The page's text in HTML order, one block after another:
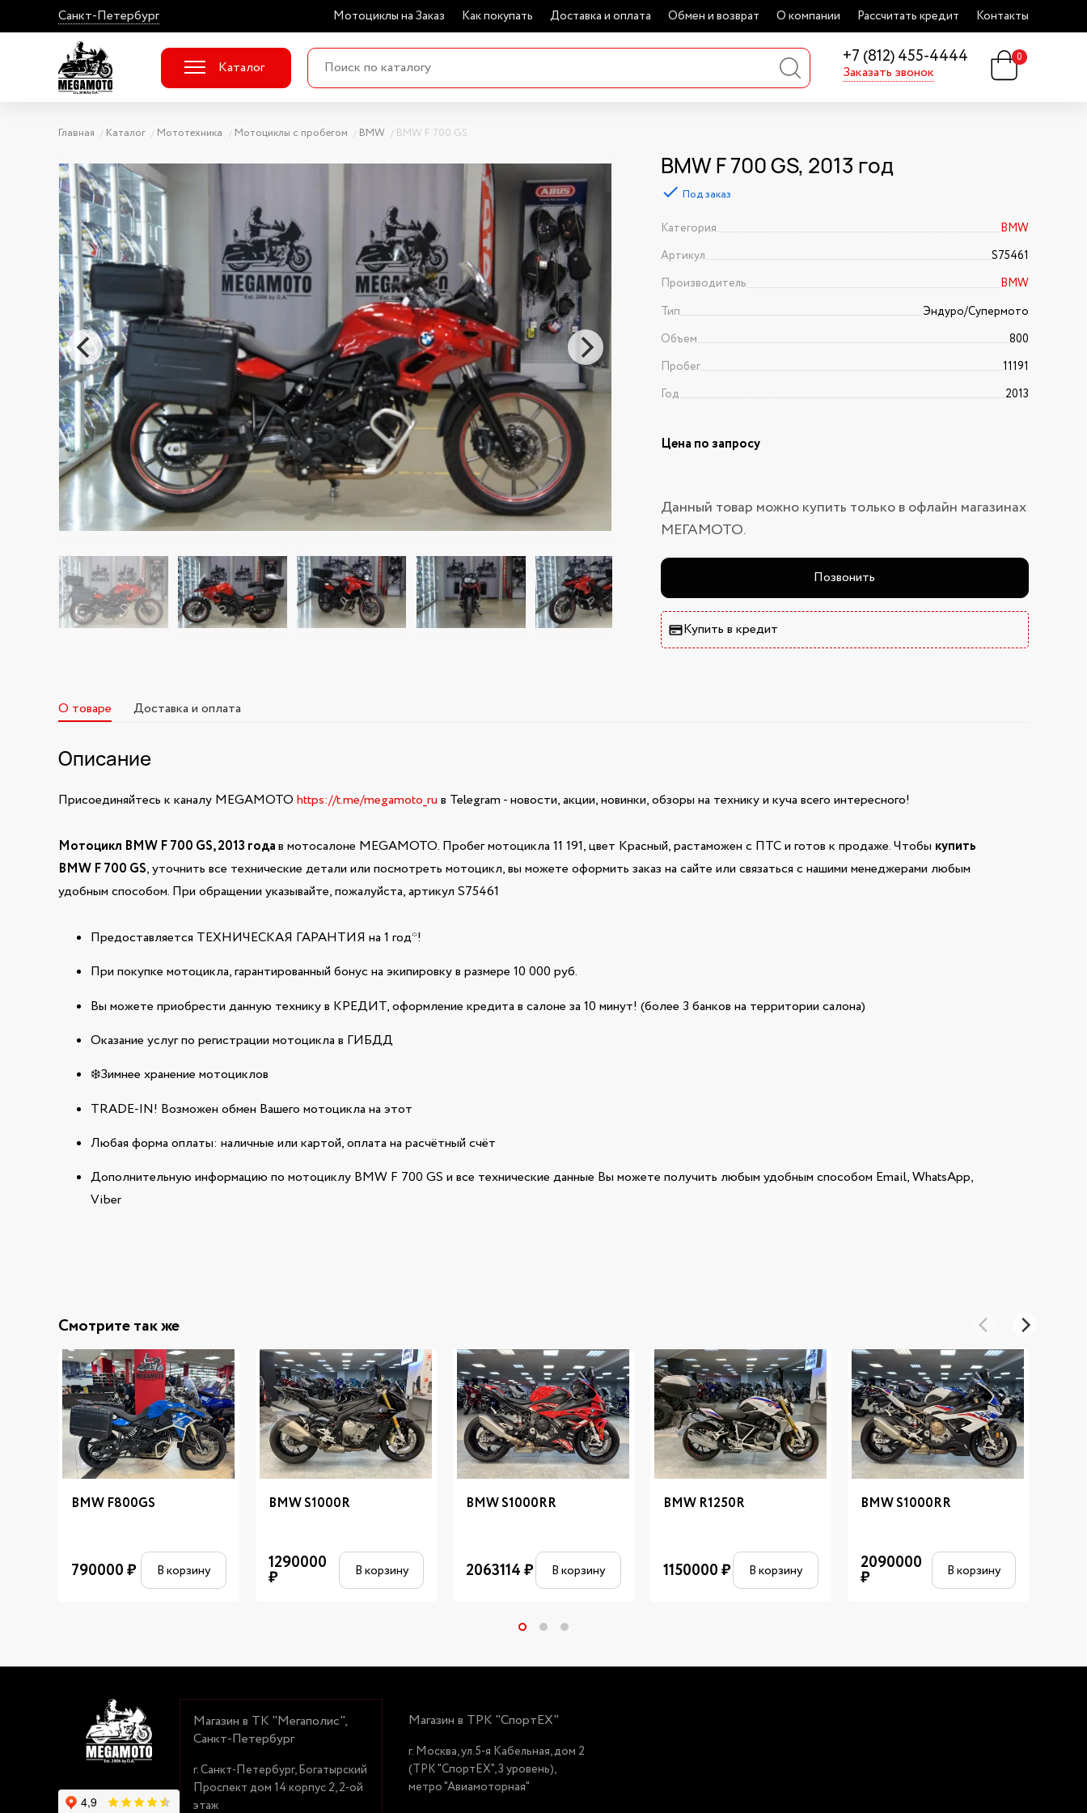
Санкт-Петербург Мотоциклы на Заказ Как покупать Доставка и оплата Обмен и возврат О компании Рассчитать кредит Контакты
+7 (812) 455-4444
Заказать звонок
Каталог
0
Главная Каталог Мототехника Мотоциклы с пробегом BMW BMW F 700 GS
BMW F 700 GS, 2013 год
Под заказ
Категория
BMW
Артикул
S75461
Производитель
BMW
Тип
Эндуро/Супермото
Объем
800
Пробег
11191
Год
2013
Цена по запросу
Данный товар можно купить только в офлайн магазинах
МЕГАМОТО.
Позвонить
Купить в кредит
О товаре Доставка и оплата
Описание
Присоединяйтесь к каналу MEGAMOTO https://t.me/megamoto_ru в Telegram - новости, акции, новинки, обзоры на технику и куча всего интересного!
Мотоцикл BMW F 700 GS, 2013 годав мотосалоне MEGAMOTO. Пробег мотоцикла 11 191, цвет Красный, растаможен с ПТС и готов к продаже. Чтобы купить
BMW F 700 GS, уточнить все технические детали или посмотреть мотоцикл, вы можете оформить заказ на сайте или связаться с нашими менеджерами любым
удобным способом. При обращении указывайте, пожалуйста, артикул S75461
Предоставляется ТЕХНИЧЕСКАЯ ГАРАНТИЯ на 1 год*!
При покупке мотоцикла, гарантированный бонус на экипировку в размере 10 000 руб.
Вы можете приобрести данную технику в КРЕДИТ, оформление кредита в салоне за 10 минут! (более 3 банков на территории салона)
Оказание услуг по регистрации мотоцикла в ГИБДД
❄️Зимнее хранение мотоциклов
TRADE-IN! Возможен обмен Вашего мотоцикла на этот
Любая форма оплаты: наличные или картой, оплата на расчётный счёт
Дополнительную информацию по мотоциклу BMW F 700 GS и все технические данные Вы можете получить любым удобным способом Email, WhatsApp,
Viber
Смотрите так же
BMW F800GS
790000₽ В корзину
BMW S1000R
1290000
₽ В корзину
BMW S1000RR
2063114₽ В корзину
BMW R1250R
1150000₽ В корзину
BMW S1000RR
2090000
₽ В корзину
Магазин в ТК "Мегаполис",
Санкт-Петербург
г. Санкт-Петербург, Богатырский
Проспект дом 14 корпус 2, 2-ой
этаж
Магазин в ТРК "СпортЕХ"
г. Москва, ул.5-я Кабельная, дом 2
(ТРК "СпортЕХ", 3 уровень),
метро "Авиамоторная"